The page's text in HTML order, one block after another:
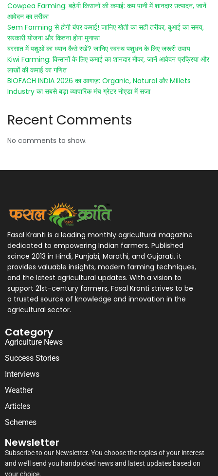
Cowpea Farming: बढ़ेगी किसानों की कमाई: कम पानी में शानदार उत्पादन, जानें
आवेदन का तरीका
Sem Farming से होगी बंपर कमाई! जानिए खेती का सही तरीका, बुआई का समय,
सरकारी योजना और कितना होगा मुनाफा
बरसात में पशुओं का ध्यान कैसे रखें? जानिए स्वस्थ पशुधन के लिए जरूरी उपाय
Kiwi Farming: किसानों के लिए कमाई का शानदार मौका, जानें आवेदन प्रक्रिया और
लाखों की कमाई का गणित
BIOFACH INDIA 2026 का आगाज़: Organic, Natural और Millets
Industry का सबसे बड़ा व्यापारिक मंच ग्रेटर नोएडा में सजा
Recent Comments
No comments to show.
Fasal Kranti is a leading monthly agricultural magazine
dedicated to empowering Indian farmers. Published
scince 2013 in Hindi, Punjabi, Marathi, and Gujarati, it
provides valuable insights, modern farming techniques,
and the latest agricultural updates. With a vision to
support 21st-century farmers, Fasal Kranti strives to be
a trusted source of knowledge and innovation in the
agricultural sector.
Category
Agriculture News
Success Stories
Interviews
Weather
Articles
Schemes
Newsletter
Subscribe to our Newsletter. You choose the topics of your interest
and we’ll send you handpicked news and latest updates based on
your choice.